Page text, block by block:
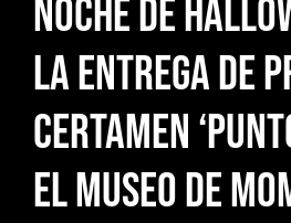
GALERÍA
CONTACTO
noche de
la entrega de
certamen
el Museo de